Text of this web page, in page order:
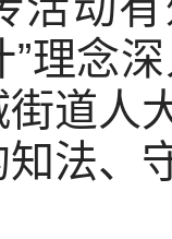
”理念
道人
法、